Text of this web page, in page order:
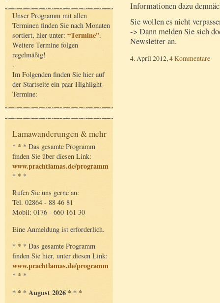
Unser Programm mit allen
Terminen finden Sie nach Monaten
sortiert, hier unter: “Termine”.
Weitere Termine folgen
regelmäßig!
.
Im Folgenden finden Sie hier auf
der Startseite ein paar Highlight-
Termine:
Lamawanderungen & mehr
* * * Das gesamte Programm
finden Sie über diesen Link:
www.prachtlamas.de/programm
* * *
Rufen Sie uns gerne an:
Tel. 02864 - 88 46 81
Mobil: 0176 - 660 161 30
Eine Anmeldung ist erforderlich.
* * * Das gesamte Programm
finden Sie hier, unter diesen Link:
www.prachtlamas.de/programm
* * *
* * * August 2026 * * *
Informationen dazu
Sie wollen es nicht
-> Dann melden Sie sich
Newsletter an.
4. April 2012,4 Kommentare